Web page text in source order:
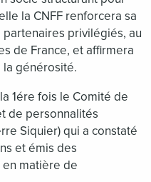
la CNFF renforcera sa
privilégiés, au
de France, et affirmera
la générosité.
1ére fois le Comité de
de personnalités
Siquier) qui a constaté
et émis des
matière de